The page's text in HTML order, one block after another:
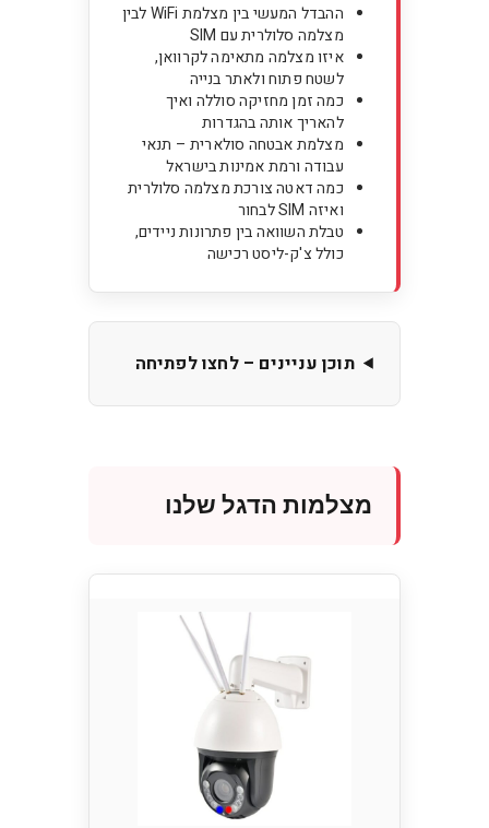
ההבדל המעשי בין מצלמת WiFi לבין
מצלמה סלולרית עם SIM
איזו מצלמה מתאימה לקרוואן,
לשטח פתוח ולאתר בנייה
כמה זמן מחזיקה סוללה ואיך
להאריך אותה בהגדרות
מצלמת אבטחה סולארית – תנאי
עבודה ורמת אמינות בישראל
כמה דאטה צורכת מצלמה סלולרית
ואיזה SIM לבחור
טבלת השוואה בין פתרונות ניידים,
כולל צ'ק-ליסט רכישה
תוכן עניינים – לחצו לפתיחה
מצלמות הדגל שלנו